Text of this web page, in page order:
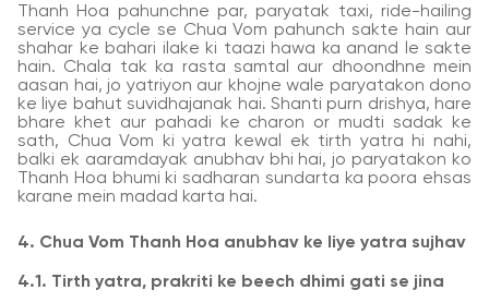
Thanh Hoa pahunchne par, paryatak taxi, ride-hailing
service ya cycle se Chua Vom pahunch sakte hain aur
shahar ke bahari ilake ki taazi hawa ka anand le sakte
hain. Chala tak ka rasta samtal aur dhoondhne mein
aasan hai, jo yatriyon aur khojne wale paryatakon dono
ke liye bahut suvidhajanak hai. Shanti purn drishya, hare
bhare khet aur pahadi ke charon or mudti sadak ke
sath, Chua Vom ki yatra kewal ek tirth yatra hi nahi,
balki ek aaramdayak anubhav bhi hai, jo paryatakon ko
Thanh Hoa bhumi ki sadharan sundarta ka poora ehsas
karane mein madad karta hai.
4. Chua Vom Thanh Hoa anubhav ke liye yatra sujhav
4.1. Tirth yatra, prakriti ke beech dhimi gati se jina